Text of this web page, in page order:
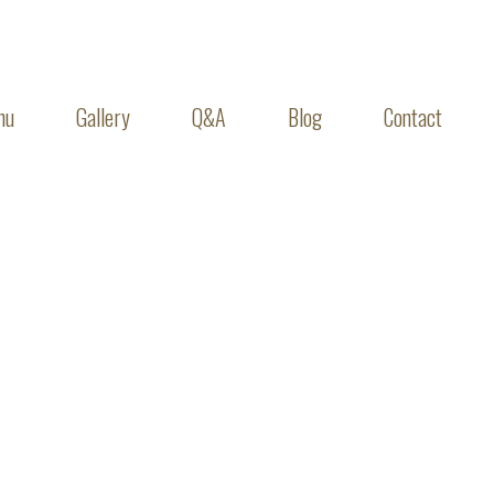
Gallery Q&A Blog Contact